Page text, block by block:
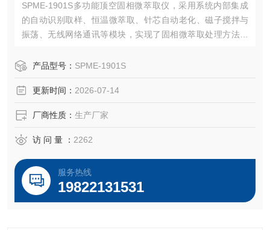
SPME-1901S多功能顶空固相微萃取仪，采用系统内部集成
的自动识别取样、恒温微萃取、针芯自动老化、磁子搅拌与
振荡、无线网络通讯等模块，实现了固相微萃取处理方法的
各类样品的检测，广泛应用于食药监、环保、烟草、疾控、
产品型号： SPME-1901S
更新时间： 2026-07-14
厂商性质： 生产厂家
访 问 量 ： 2262
服务热线
19822131531